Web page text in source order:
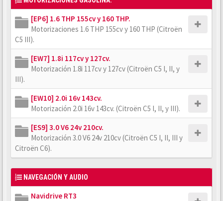
[EP6] 1.6 THP 155cv y 160 THP.
Motorizaciones 1.6 THP 155cv y 160 THP (Citroën
C5 III).
[EW7] 1.8i 117cv y 127cv.
Motorización 1.8i 117cv y 127cv (Citroën C5 I, II, y
III).
[EW10] 2.0i 16v 143cv.
Motorización 2.0i 16v 143cv. (Citroën C5 I, II, y III).
[ES9] 3.0 V6 24v 210cv.
Motorización 3.0 V6 24v 210cv (Citroën C5 I, II, III y
Citroën C6).
NAVEGACIÓN Y AUDIO
Navidrive RT3